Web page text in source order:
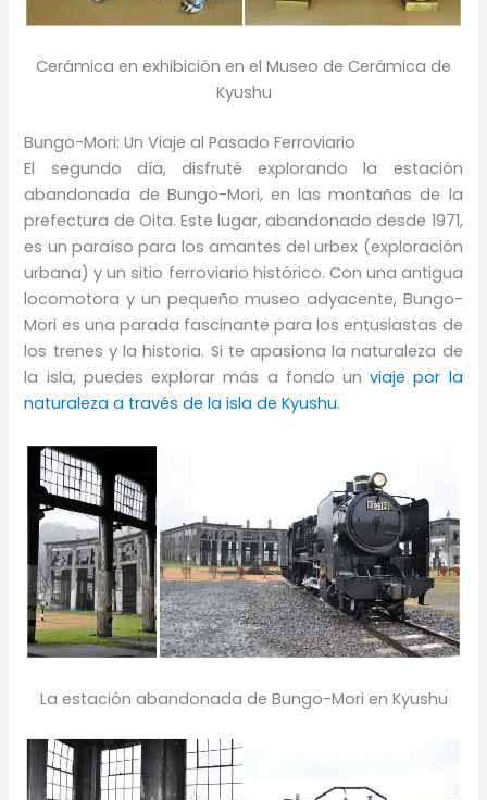
Cerámica en exhibición en el Museo de Cerámica de
Kyushu
Bungo-Mori: Un Viaje al Pasado Ferroviario
El segundo día, disfruté explorando la estación
abandonada de Bungo-Mori, en las montañas de la
prefectura de Oita. Este lugar, abandonado desde 1971,
es un paraíso para los amantes del urbex (exploración
urbana) y un sitio ferroviario histórico. Con una antigua
locomotora y un pequeño museo adyacente, Bungo-
Mori es una parada fascinante para los entusiastas de
los trenes y la historia. Si te apasiona la naturaleza de
la isla, puedes explorar más a fondo unviaje por la
naturaleza a través de la isla de Kyushu.
La estación abandonada de Bungo-Mori en Kyushu